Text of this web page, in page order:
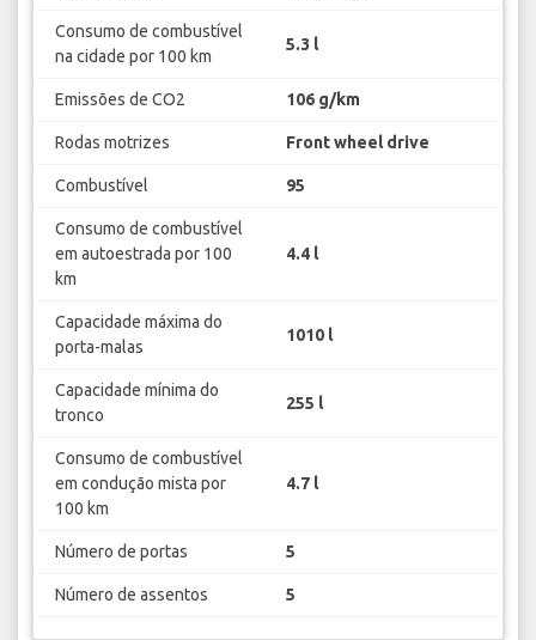
Consumo de combustível
na cidade por 100 km
5.3 l
Emissões de CO2 106 g/km
Rodas motrizes Front wheel drive
Combustível 95
Consumo de combustível
em autoestrada por 100
km
4.4 l
Capacidade máxima do
porta-malas
1010 l
Capacidade mínima do
tronco
255 l
Consumo de combustível
em condução mista por
100 km
4.7 l
Número de portas 5
Número de assentos 5